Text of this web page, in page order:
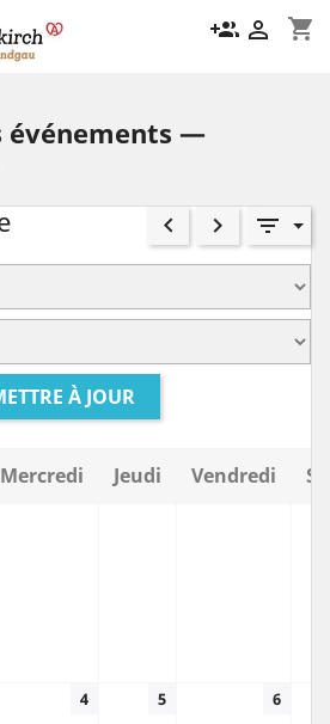
shopping_cart
group_add 
événements —
keyboard_arrow_left keyboard_arrow_right filter_list
À JOUR
Mercredi Jeudi Vendredi
4 5 6